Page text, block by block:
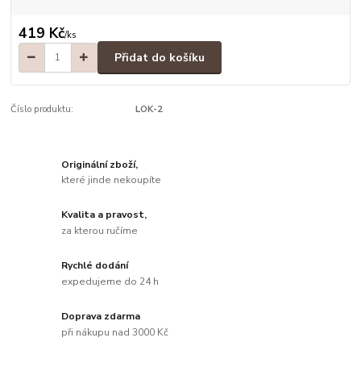
419 Kč/ks
Přidat do košíku
Číslo produktu: LOK-2
Originální zboží,
které jinde nekoupíte
Kvalita a pravost,
za kterou ručíme
Rychlé dodání
expedujeme do 24 h
Doprava zdarma
při nákupu nad 3000 Kč